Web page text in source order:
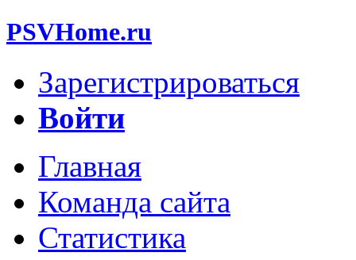
PSVHome.ru
Зарегистрироваться
Войти
Главная
Команда сайта
Статистика